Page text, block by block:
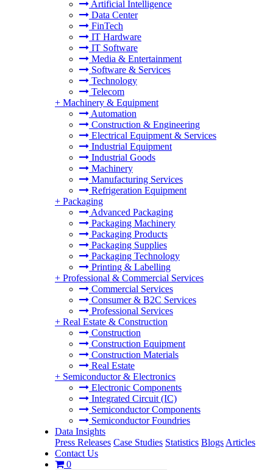
Artificial Intelligence
Data Center
FinTech
IT Hardware
IT Software
Media & Entertainment
Software & Services
Technology
Telecom
+ Machinery & Equipment
Automation
Construction & Engineering
Electrical Equipment & Services
Industrial Equipment
Industrial Goods
Machinery
Manufacturing Services
Refrigeration Equipment
+ Packaging
Advanced Packaging
Packaging Machinery
Packaging Products
Packaging Supplies
Packaging Technology
Printing & Labelling
+ Professional & Commercial Services
Commercial Services
Consumer & B2C Services
Professional Services
+ Real Estate & Construction
Construction
Construction Equipment
Construction Materials
Real Estate
+ Semiconductor & Electronics
Electronic Components
Integrated Circuit (IC)
Semiconductor Components
Semiconductor Foundries
Data Insights
Press Releases Case Studies Statistics Blogs Articles
Contact Us
0